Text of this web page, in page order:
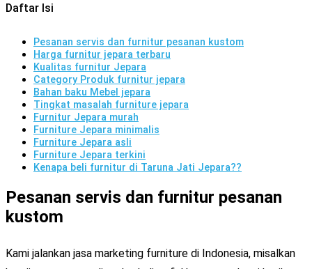
Daftar Isi
Pesanan servis dan furnitur pesanan kustom
Harga furnitur jepara terbaru
Kualitas furnitur Jepara
Category Produk furnitur jepara
Bahan baku Mebel jepara
Tingkat masalah furniture jepara
Furnitur Jepara murah
Furniture Jepara minimalis
Furniture Jepara asli
Furniture Jepara terkini
Kenapa beli furnitur di Taruna Jati Jepara??
Pesanan servis dan furnitur pesanan
kustom
Kami jalankan jasa marketing furniture di Indonesia, misalkan